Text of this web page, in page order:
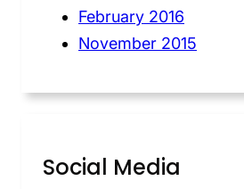
February 2016
November 2015
Social Media